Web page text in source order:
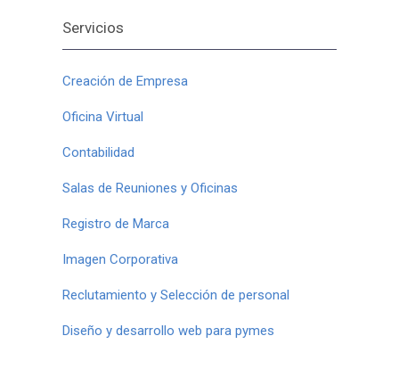
Servicios
Creación de Empresa
Oficina Virtual
Contabilidad
Salas de Reuniones y Oficinas
Registro de Marca
Imagen Corporativa
Reclutamiento y Selección de personal
Diseño y desarrollo web para pymes